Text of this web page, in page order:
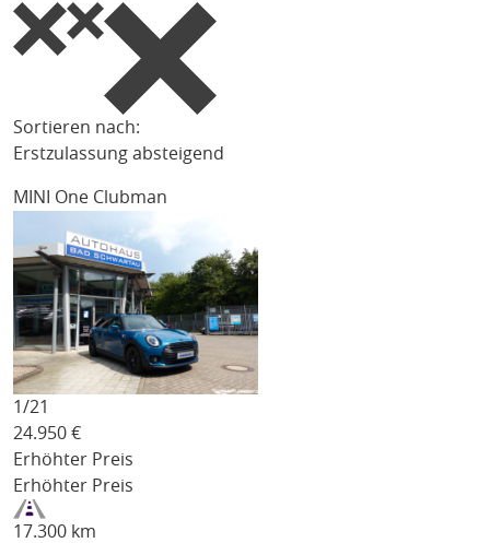
Sortieren nach:
Erstzulassung absteigend
MINI One Clubman
1/21
24.950 €
Erhöhter Preis
Erhöhter Preis
17.300 km